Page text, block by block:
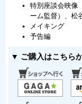
特別座談会映像
ーム監督）、松
メイキング
予告編
▼ ご購入はこちら